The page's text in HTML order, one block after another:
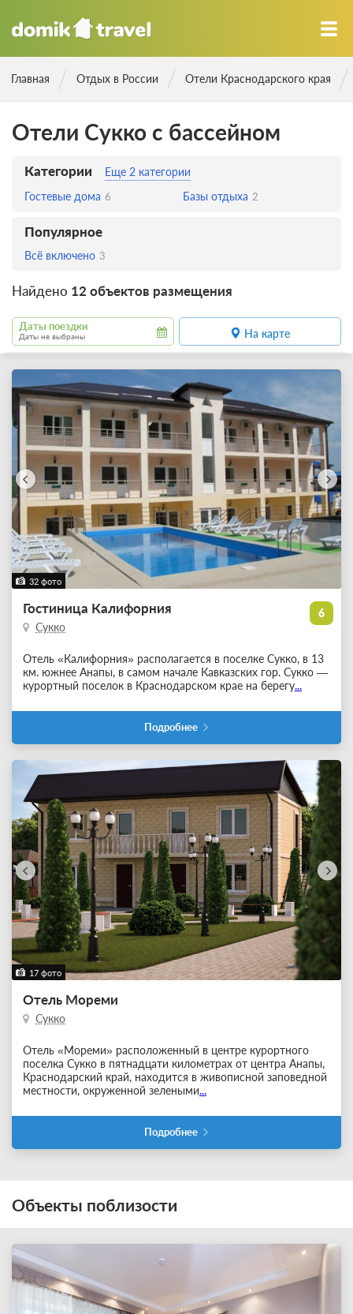
Главная Отдых в России Отели Краснодарского края
Отели Сукко с бассейном
Категории
Еще 2 категории
Гостевые дома 6 Базы отдыха 2
Популярное
Всё включено 3
Найдено 12 объектов размещения
Даты поездки
Даты не выбраны На карте
32 фото
6
Гостиница Калифорния
Сукко
Отель «Калифорния» располагается в поселке Сукко, в 13
км. южнее Анапы, в самом начале Кавказских гор. Сукко —
курортный поселок в Краснодарском крае на берегу...
Подробнее
17 фото
Отель Мореми
Сукко
Отель «Мореми» расположенный в центре курортного
поселка Сукко в пятнадцати километрах от центра Анапы,
Краснодарский край, находится в живописной заповедной
местности, окруженной зелеными...
Подробнее
Объекты поблизости